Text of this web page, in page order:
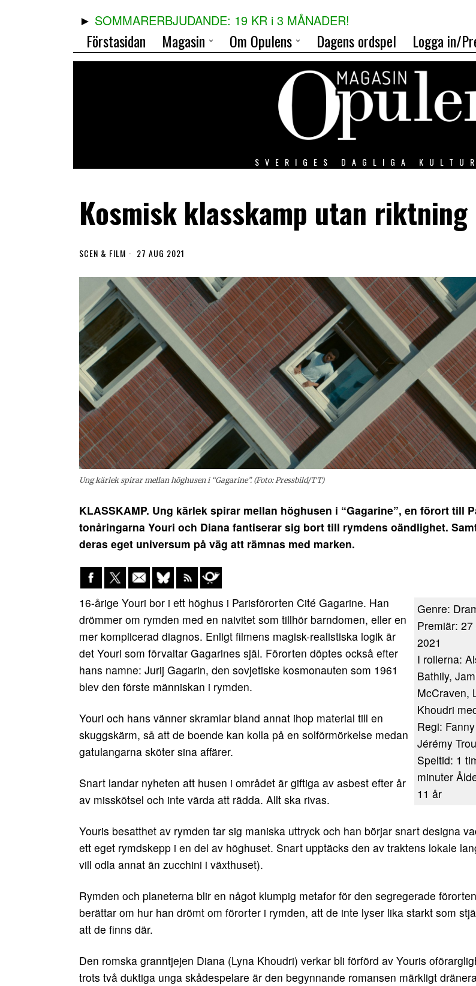
SOMMARERBJUDANDE: 19 KR i 3 MÅNADER!
Förstasidan Magasin Om Opulens Dagens ordspel Logga in/
SVERIGES DAGLIGA
Kosmisk klasskamp utan riktning
SCEN & FILM 27 AUG 2021
Ung kärlek spirar mellan höghusen i “Gagarine”. (Foto: Pressbild/TT)
KLASSKAMP. Ung kärlek spirar mellan höghusen i “Gagarine”, en förort till
tonåringarna Youri och Diana fantiserar sig bort till rymdens oändlighet.
deras eget universum på väg att rämnas med marken.
Genre:
Premiär:
2021
I rollerna:
Bathily,
McCraven,
Khoudri
Regi:
Jérémy
Speltid: 1
minuter
11 år
16-årige Youri bor i ett höghus i Parisförorten Cité Gagarine. Han
drömmer om rymden med en naivitet som tillhör barndomen, eller en
mer komplicerad diagnos. Enligt filmens magisk-realistiska logik är
det Youri som förvaltar Gagarines själ. Förorten döptes också efter
hans namne: Jurij Gagarin, den sovjetiske kosmonauten som 1961
blev den förste människan i rymden.
Youri och hans vänner skramlar bland annat ihop material till en
skuggskärm, så att de boende kan kolla på en solförmörkelse medan
gatulangarna sköter sina affärer.
Snart landar nyheten att husen i området är giftiga av asbest efter år
av misskötsel och inte värda att rädda. Allt ska rivas.
Youris besatthet av rymden tar sig maniska uttryck och han börjar snart designa
ett eget rymdskepp i en del av höghuset. Snart upptäcks den av traktens lokale
vill odla annat än zucchini i växthuset).
Rymden och planeterna blir en något klumpig metafor för den segregerade
berättar om hur han drömt om förorter i rymden, att de inte lyser lika starkt som
att de finns där.
Den romska granntjejen Diana (Lyna Khoudri) verkar bli förförd av Youris
trots två duktiga unga skådespelare är den begynnande romansen märkligt